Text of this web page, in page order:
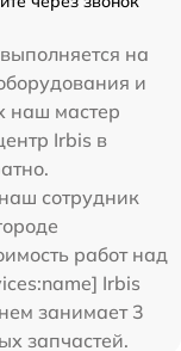
выполняется на
и
наш мастер
Irbis в
сотрудник
работ над
Irbis
занимает 3
запчастей.